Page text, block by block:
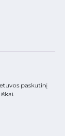
paskutinį